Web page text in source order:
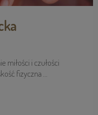
miłości i czułości
fizyczna ...